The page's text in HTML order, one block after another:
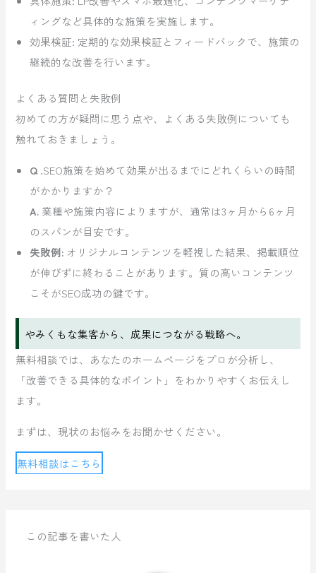
ィングなど具体的な施策を実施します。
効果検証: 定期的な効果検証とフィードバックで、施策の
継続的な改善を行います。
よくある質問と失敗例
初めての方が疑問に思う点や、よくある失敗例についても
触れておきましょう。
Q.SEO施策を始めて効果が出るまでにどれくらいの時間
がかかりますか？
A. 業種や施策内容によりますが、通常は3ヶ月から6ヶ月
のスパンが目安です。
失敗例: オリジナルコンテンツを軽視した結果、掲載順位
が伸びずに終わることがあります。質の高いコンテンツ
こそがSEO成功の鍵です。
やみくもな集客から、成果につながる戦略へ。
無料相談では、あなたのホームページをプロが分析し、
「改善できる具体的なポイント」をわかりやすくお伝えし
ます。
まずは、現状のお悩みをお聞かせください。
無料相談はこちら
この記事を書いた人